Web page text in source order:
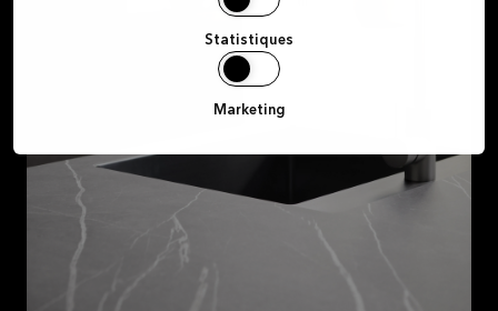
Statistiques
Marketing